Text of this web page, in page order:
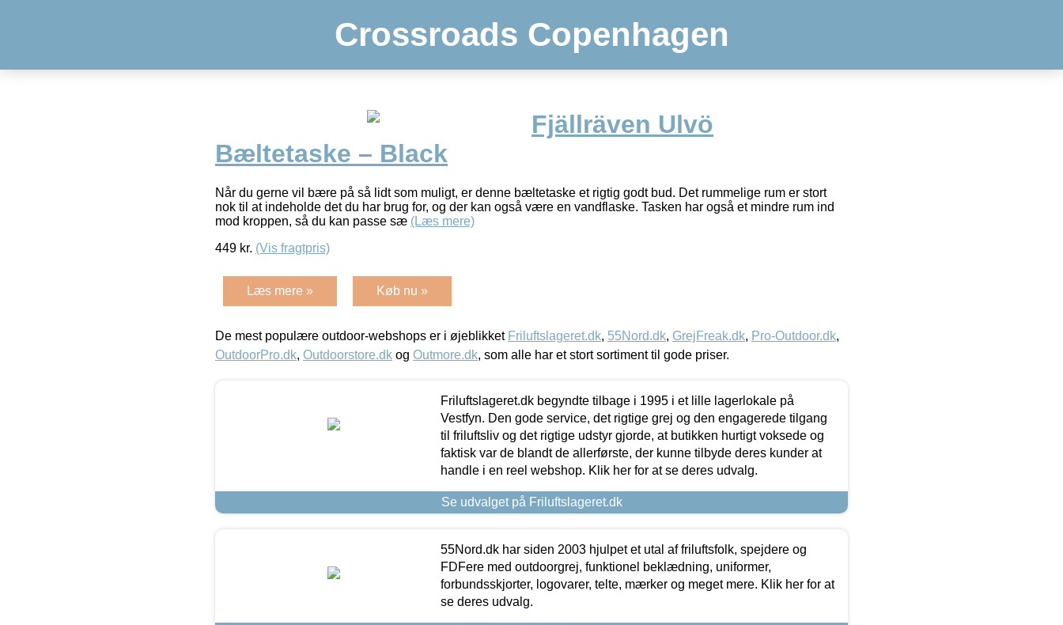
Crossroads Copenhagen
Fjällräven Ulvö
Bæltetaske – Black
Når du gerne vil bære på så lidt som muligt, er denne bæltetaske et rigtig godt bud. Det rummelige rum er stort
nok til at indeholde det du har brug for, og der kan også være en vandflaske. Tasken har også et mindre rum ind
mod kroppen, så du kan passe sæ (Læs mere)
449 kr. (Vis fragtpris)
Læs mere » Køb nu »
De mest populære outdoor-webshops er i øjeblikket Friluftslageret.dk, 55Nord.dk, GrejFreak.dk, Pro-Outdoor.dk,
OutdoorPro.dk, Outdoorstore.dk og Outmore.dk, som alle har et stort sortiment til gode priser.
Friluftslageret.dk begyndte tilbage i 1995 i et lille lagerlokale på
Vestfyn. Den gode service, det rigtige grej og den engagerede tilgang
til friluftsliv og det rigtige udstyr gjorde, at butikken hurtigt voksede og
faktisk var de blandt de allerførste, der kunne tilbyde deres kunder at
handle i en reel webshop. Klik her for at se deres udvalg.
Se udvalget på Friluftslageret.dk
55Nord.dk har siden 2003 hjulpet et utal af friluftsfolk, spejdere og
FDFere med outdoorgrej, funktionel beklædning, uniformer,
forbundsskjorter, logovarer, telte, mærker og meget mere. Klik her for at
se deres udvalg.